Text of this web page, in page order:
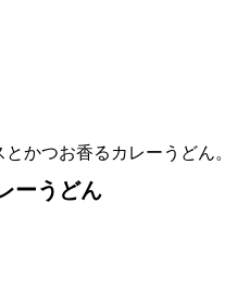
かつお香るカレーうどん。
ーうどん